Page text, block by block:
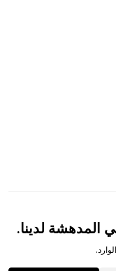
المدهشة لدينا.